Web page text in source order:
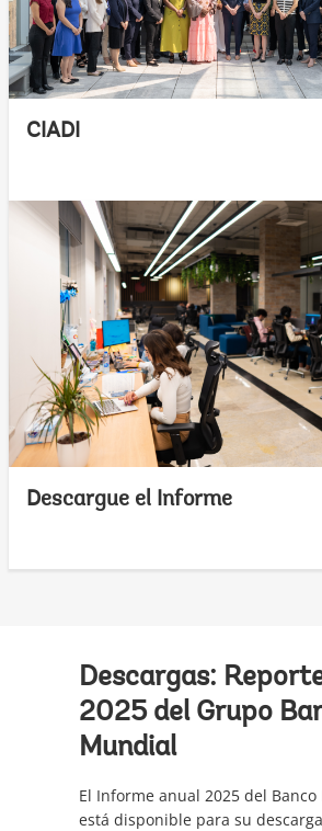
CIADI
Descargue el Informe
Descargas:
2025 del Grupo
Mundial
El Informe anual 2025 del
está disponible para su descarga